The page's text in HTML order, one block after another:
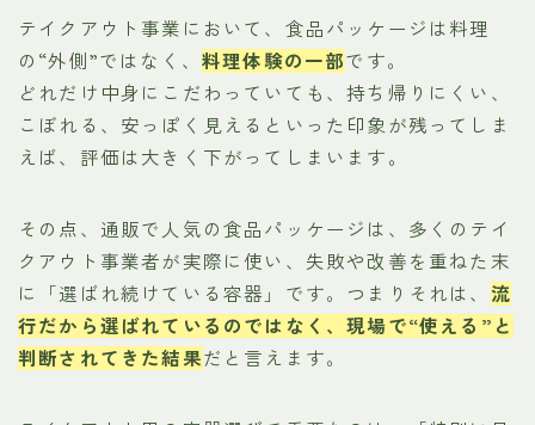
テイクアウト事業において、食品パッケージは料理
の“外側”ではなく、 料理体験の一部です。
どれだけ中身にこだわっていても、持ち帰りにくい、
こぼれる、安っぽく見えるといった印象が残ってしま
えば、評価は大きく下がってしまいます。
その点、通販で人気の食品パッケージは、多くのテイ
クアウト事業者が実際に使い、失敗や改善を重ねた末
に「選ばれ続けている容器」です。つまりそれは、 流
行だから選ばれているのではなく、現場で“使える”と
判断されてきた結果だと言えます。